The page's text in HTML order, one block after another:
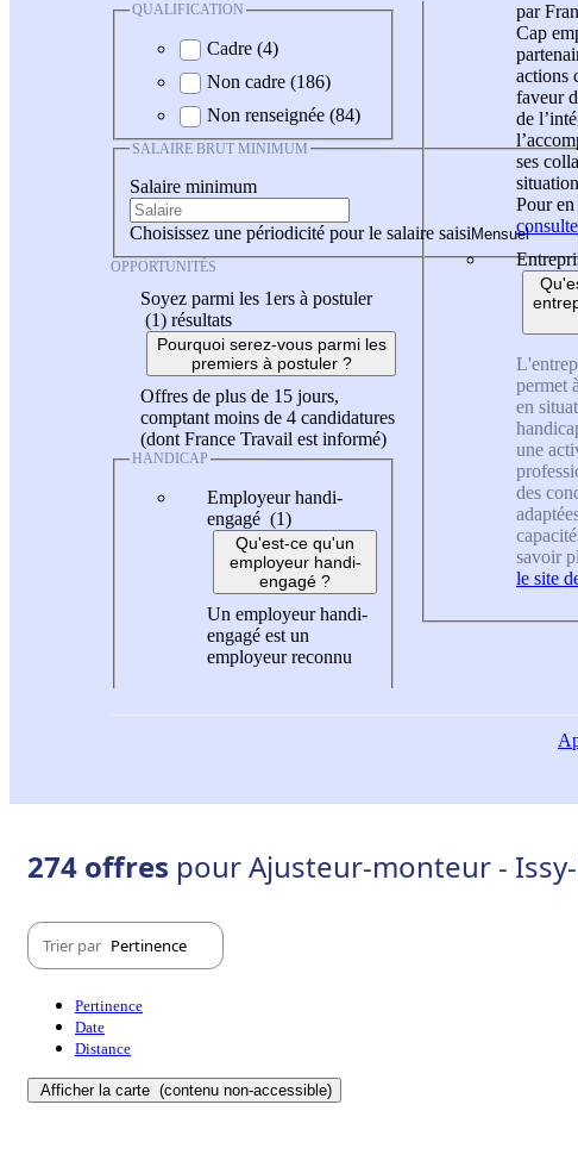
QUALIFICATION
Cadre (4)
Non cadre (186)
Non renseignée (84)
SALAIRE BRUT MINIMUM
Salaire minimum
Choisissez une périodicité pour le salaire saisi
OPPORTUNITÉS
Soyez parmi les 1ers à postuler
(1) résultats
Pourquoi serez-vous parmi les
premiers à postuler ?
Offres de plus de 15 jours,
comptant moins de 4 candidatures
(dont France Travail est informé)
HANDICAP
Employeur handi-
engagé (1)
Qu'est-ce qu'un
employeur handi-
engagé ?
Un employeur handi-
engagé est un
employeur reconnu
par
Cap
actions
faveur
de
ses
Pour
permet
en
une
des
savoir
le site
274 offres pour Ajusteur-monteur -
Trier par Pertinence
Pertinence
Date
Distance
Afficher la carte (contenu non-accessible)